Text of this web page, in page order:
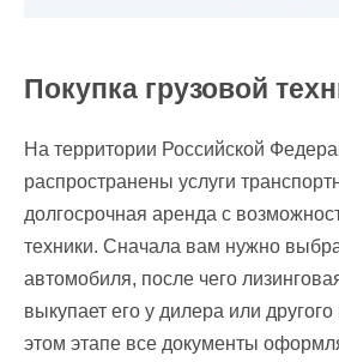
Покупка грузовой
На территории Российской
распространены услуги
долгосрочная аренда с
техники. Сначала вам нужно
автомобиля, после чего
выкупает его у дилера или
этом этапе все документы